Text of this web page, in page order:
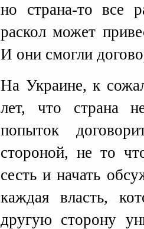
но страна-то все
раскол может
И они смогли
На Украине, к
лет, что страна
попыток
стороной, не то
сесть и начать
каждая власть,
другую сторону